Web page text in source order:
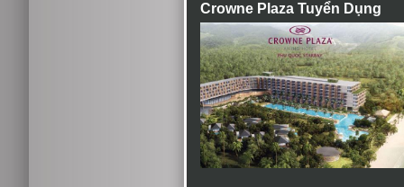
Crowne Plaza Tuyển Dụng